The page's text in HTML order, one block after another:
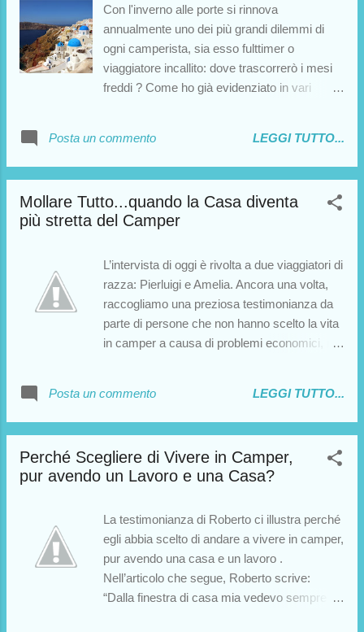
Con l'inverno alle porte si rinnova
annualmente uno dei più grandi dilemmi di
ogni camperista, sia esso fulttimer o
viaggiatore incallito: dove trascorrerò i mesi
freddi ? Come ho già evidenziato in vari
camper, la maggior parte dei quali superabili
se si decide di svernare in luoghi dove la
l'intervista a Massimo, che ci parla in modo
approfondito della Grecia , una meta che
eccezionali e grande offerta culturale. Buona
lettura!
Posta un commento LEGGI TUTTO...
Mollare Tutto...quando la Casa diventa
più stretta del Camper
L’intervista di oggi è rivolta a due viaggiatori di
razza: Pierluigi e Amelia. Ancora una volta,
raccogliamo una preziosa testimonianza da
parte di persone che non hanno scelto la vita
in camper a causa di problemi economici, ma
parole di Pierluigi sono quanto mai chiare
nell’illustrare come non esista alcuna
come quelli che l’hanno portato a mollare
tutto per iniziare una nuova vita su quattro
Posta un commento LEGGI TUTTO...
Perché Scegliere di Vivere in Camper,
pur avendo un Lavoro e una Casa?
La testimonianza di Roberto ci illustra perché
egli abbia scelto di andare a vivere in camper,
pur avendo una casa e un lavoro .
Nell’articolo che segue, Roberto scrive:
“Dalla finestra di casa mia vedevo sempre la